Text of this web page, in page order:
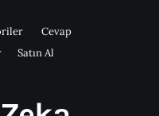
Cevap
Satın Al